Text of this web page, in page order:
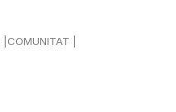
COMUNITAT